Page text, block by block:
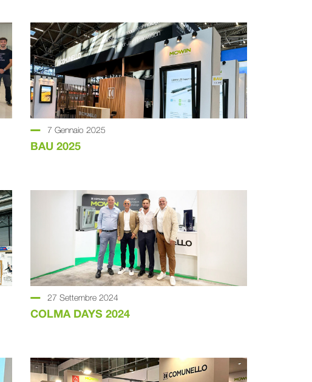
7 Gennaio 2025
BAU 2025
27 Settembre 2024
COLMA DAYS 2024